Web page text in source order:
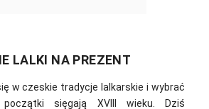
LALKI NA PREZENT
w czeskie tradycje lalkarskie i wybrać
sięgają XVIII wieku. Dziś